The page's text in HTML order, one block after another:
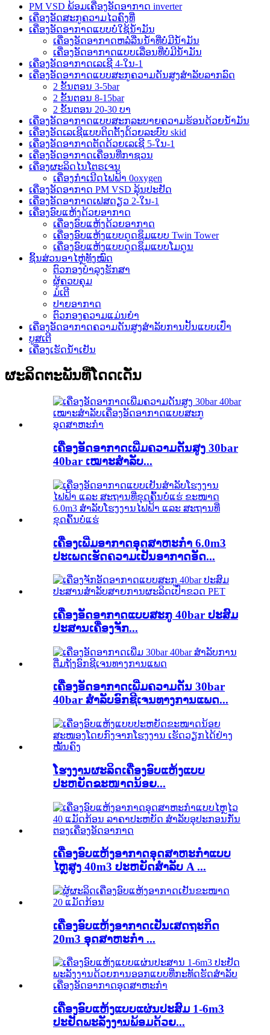
PM VSD ພ້ອມເຄື່ອງອັດອາກາດ inverter
ເຄື່ອງອັດສະກູຄວາມໄວຄົງທີ່
ເຄື່ອງອັດອາກາດແບບບໍ່ໃຊ້ນ້ຳມັນ
ເຄື່ອງອັດອາກາດຫລໍ່ລື່ນນ້ຳທີ່ບໍ່ມີນ້ຳມັນ
ເຄື່ອງອັດອາກາດແບບເລື່ອນທີ່ບໍ່ມີນ້ຳມັນ
ເຄື່ອງອັດອາກາດເລເຊີ 4-ໃນ-1
ເຄື່ອງອັດອາກາດແບບສະກູຄວາມດັນສູງສຳລັບລາກລົດ
2 ຂັ້ນຕອນ 3-5bar
2 ຂັ້ນຕອນ 8-15bar
2 ຂັ້ນຕອນ 20-30 ບາ
ເຄື່ອງອັດອາກາດແບບສະກູລະບາຍຄວາມຮ້ອນດ້ວຍນ້ຳມັນ
ເຄື່ອງອັດເລເຊີແບບຕິດຕັ້ງດ້ວຍລະບົບ skid
ເຄື່ອງອັດອາກາດຕັດດ້ວຍເລເຊີ 5-ໃນ-1
ເຄື່ອງອັດອາກາດເຄື່ອນທີ່ກາຊວນ
ເຄື່ອງຜະລິດໄນໂຕຣເຈນ
ເຄື່ອງກຳເນີດໄຟຟ້າ 0oxygen
ເຄື່ອງອັດອາກາດ PM VSD ລຸ້ນປະຢັດ
ເຄື່ອງອັດອາກາດເຟສດຽວ 2-ໃນ-1
ເຄື່ອງອົບແຫ້ງດ້ວຍອາກາດ
ເຄື່ອງອົບແຫ້ງດ້ວຍອາກາດ
ເຄື່ອງອົບແຫ້ງແບບດູດຊຶມແບບ Twin Tower
ເຄື່ອງອົບແຫ້ງແບບດູດຊຶມແບບໂມດູນ
ຊິ້ນສ່ວນອາໄຫຼ່ທັງໝົດ
ຕົວກອງບຳລຸງຮັກສາ
ຜູ້ຄວບຄຸມ
ມໍເຕີ
ປາຍອາກາດ
ຕົວກອງຄວາມແມ່ນຍໍາ
ເຄື່ອງອັດອາກາດຄວາມດັນສູງສຳລັບການປັ້ນແບບເປົ່າ
ບູສເຕີ
ເຄື່ອງເຮັດນ້ຳເຢັນ
ຜະລິດຕະພັນທີ່ໂດດເດັ່ນ
ເຄື່ອງອັດອາກາດເພີ່ມຄວາມດັນສູງ 30bar
40bar ເໝາະສຳລັບ...
ເຄື່ອງເພີ່ມອາກາດອຸດສາຫະກຳ 6.0m3
ປະເພດເຮັດຄວາມເຢັນອາກາດອັດ...
ເຄື່ອງອັດອາກາດແບບສະກູ 40bar ປະສົມ
ປະສານເຄື່ອງຈັກ...
ເຄື່ອງອັດອາກາດເພີ່ມຄວາມດັນ 30bar
40bar ສຳລັບອົກຊີເຈນທາງການແພດ...
ໂຮງງານຜະລິດເຄື່ອງອົບແຫ້ງແບບ
ປະຫຍັດຂະໜາດນ້ອຍ...
ເຄື່ອງອົບແຫ້ງອາກາດອຸດສາຫະກໍາແບບ
ໄຫຼສູງ 40m3 ປະຫຍັດສໍາລັບ A ...
ເຄື່ອງອົບແຫ້ງອາກາດເຢັນເສດຖະກິດ
20m3 ອຸດສາຫະກໍາ ...
ເຄື່ອງອົບແຫ້ງແບບແຜ່ນປະສົມ 1-6m3
ປະຢັດພະລັງງານພ້ອມດ້ວຍ...